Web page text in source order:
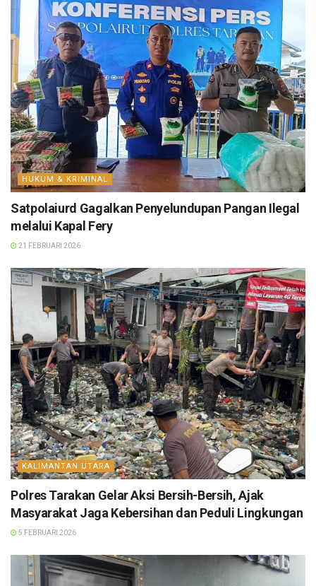
HUKUM & KRIMINAL
Satpolaiurd Gagalkan Penyelundupan Pangan Ilegal
melalui Kapal Fery
21 FEBRUARI 2026
KALIMANTAN UTARA
Polres Tarakan Gelar Aksi Bersih-Bersih, Ajak
Masyarakat Jaga Kebersihan dan Peduli Lingkungan
5 FEBRUARI 2026